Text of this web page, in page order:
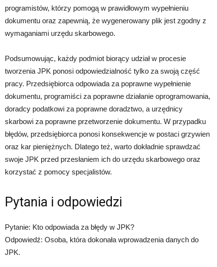
programistów, którzy pomogą w prawidłowym wypełnieniu
dokumentu oraz zapewnią, że wygenerowany plik jest zgodny z
wymaganiami urzędu skarbowego.
Podsumowując, każdy podmiot biorący udział w procesie
tworzenia JPK ponosi odpowiedzialność tylko za swoją część
pracy. Przedsiębiorca odpowiada za poprawne wypełnienie
dokumentu, programiści za poprawne działanie oprogramowania,
doradcy podatkowi za poprawne doradztwo, a urzędnicy
skarbowi za poprawne przetworzenie dokumentu. W przypadku
błędów, przedsiębiorca ponosi konsekwencje w postaci grzywien
oraz kar pieniężnych. Dlatego też, warto dokładnie sprawdzać
swoje JPK przed przesłaniem ich do urzędu skarbowego oraz
korzystać z pomocy specjalistów.
Pytania i odpowiedzi
Pytanie: Kto odpowiada za błędy w JPK?
Odpowiedź: Osoba, która dokonała wprowadzenia danych do
JPK.